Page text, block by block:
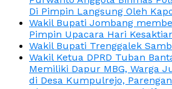
Di Pimpin Langsung Oleh
Wakil Bupati Jombang
Pimpin Upacara Hari
Wakil Bupati Trenggalek
Wakil Ketua DPRD Tuban
Memiliki Dapur MBG, Warga
di Desa Kumpulrejo,